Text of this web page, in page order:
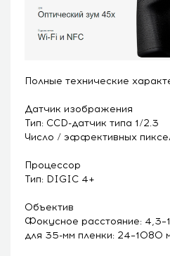
Полные технические
Датчик изображения
Тип: CCD-датчик типа 1/2.3
Число / эффективных
Процессор
Тип: DIGIC 4+
Объектив
Фокусное расстояние:
для 35-мм пленки: 24–1080